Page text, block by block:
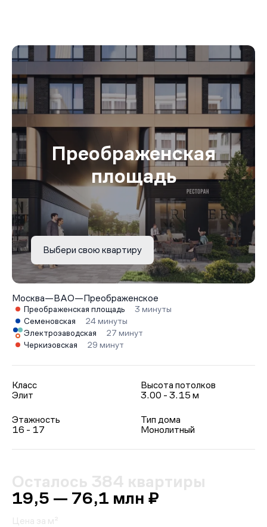
Преображенская
площадь
Выбери свою квартиру
Москва—ВАО—Преображенское
Преображенская площадь
3 минуты
Семеновская
24 минуты
Электрозаводская
27 минут
Черкизовская
29 минут
Класс
Элит
Высота потолков
3.00 - 3.15 м
Этажность
16 - 17
Тип дома
Монолитный
Осталось 384 квартиры
19,5 — 76,1 млн ₽
Цена за м²